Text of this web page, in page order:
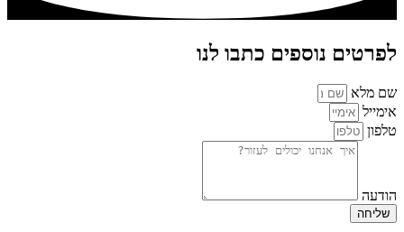
לפרטים נוספים כתבו לנו
שם מלא
אימייל
טלפון
הודעה
שליחה